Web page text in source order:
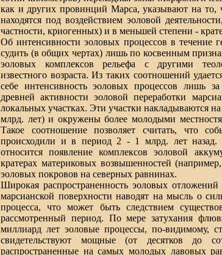
как и других провинций Марса, указывают на то,
находятся под воздействием эоловой
частности, криогенных) и в меньшей степени -
Об интенсивности эоловых процессов в течение
судить (в общих чертах) лишь по косвенным
эоловых комплексов рельефа с другими
известного возраста. Из таких соотношений
себе интенсивность эоловых процессов лишь
древней активности эоловой переработки
локальных участках. Эти участки накладываются
млрд. лет) и окружены более молодыми
Такое соотношение позволяет считать, что
происходили и в период 2 - 1 млрд. лет
относится появление комплексов эоловой
кратерах материковых возвышенностей
эоловых покровов на северных равнинах.
Широкая распространенность эоловых
марсианской поверхности наводят на мысль о
процесса, что может быть следствием
рассмотренный период. По мере затухания
миллиард лет эоловые процессы, по-видимому,
свидетельствуют мощные (от десятков до
распространенные на самых молодых лавовых